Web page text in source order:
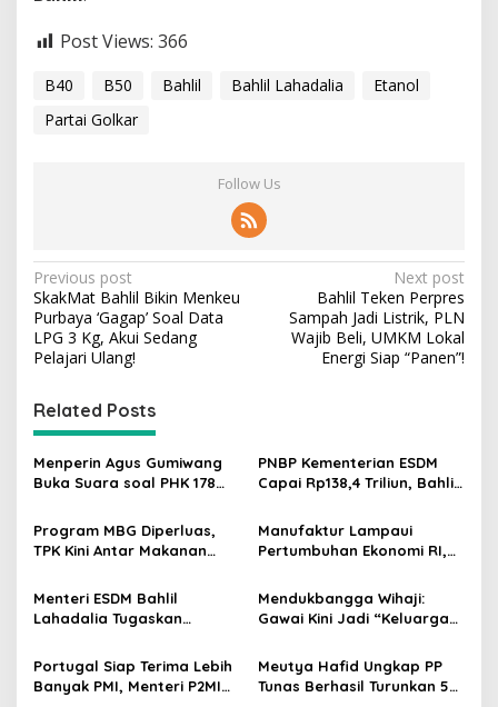
Post Views: 366
B40 B50 Bahlil Bahlil Lahadalia
Etanol
Partai Golkar
Follow Us
P
o
s
t
n
a
v
i
g
a
t
i
o
n
Previous post
SkakMat Bahlil Bikin Menkeu
Purbaya ‘Gagap’ Soal Data
LPG 3 Kg, Akui Sedang
Pelajari Ulang!
Next post
Bahlil Teken Perpres
Sampah Jadi Listrik, PLN
Wajib Beli, UMKM Lokal
Energi Siap “Panen”!
Related Posts
Menperin Agus Gumiwang
Buka Suara soal PHK 178
Industries
PNBP Kementerian ESDM
Capai Rp138,4 Triliun, Bahlil
Akuntabilitas
Program MBG Diperluas,
TPK Kini Antar Makanan
Balita
Manufaktur Lampaui
Pertumbuhan Ekonomi RI,
Soroti Keberhasilan
Industrialisasi
Menteri ESDM Bahlil
Lahadalia Tugaskan
Pengadaan Migas dan
Pengawasan Kualitas BBM
Mendukbangga Wihaji:
Gawai Kini Jadi “Keluarga
Perkuat Pengasuhan Anak
Portugal Siap Terima Lebih
Banyak PMI, Menteri P2MI
Meutya Hafid Ungkap PP
Tunas Berhasil Turunkan 5